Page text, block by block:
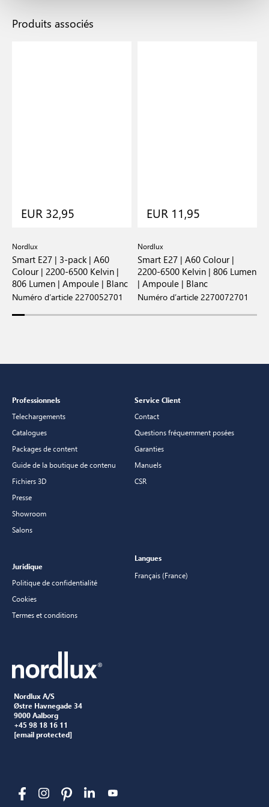
Produits associés
EUR 32,95
Nordlux
Smart E27 | 3-pack | A60
Colour | 2200-6500 Kelvin |
806 Lumen | Ampoule | Blanc
Numéro d’article 2270052701
EUR 11,95
Nordlux
Smart E27 | A60 Colour |
2200-6500 Kelvin | 806 Lumen
| Ampoule | Blanc
Numéro d’article 2270072701
Nordlux A/S
Østre Havnegade 34
9000 Aalborg
+45 98 18 16 11
[email protected]
Professionnels
Telechargements
Catalogues
Packages de content
Guide de la boutique de contenu
Fichiers 3D
Presse
Showroom
Salons
Service Client
Contact
Questions fréquemment posées
Garanties
Manuels
CSR
Juridique
Politique de confidentialité
Cookies
Termes et conditions
Langues
Français (France)